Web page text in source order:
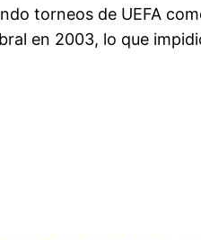
torneos de UEFA
en 2003, lo que